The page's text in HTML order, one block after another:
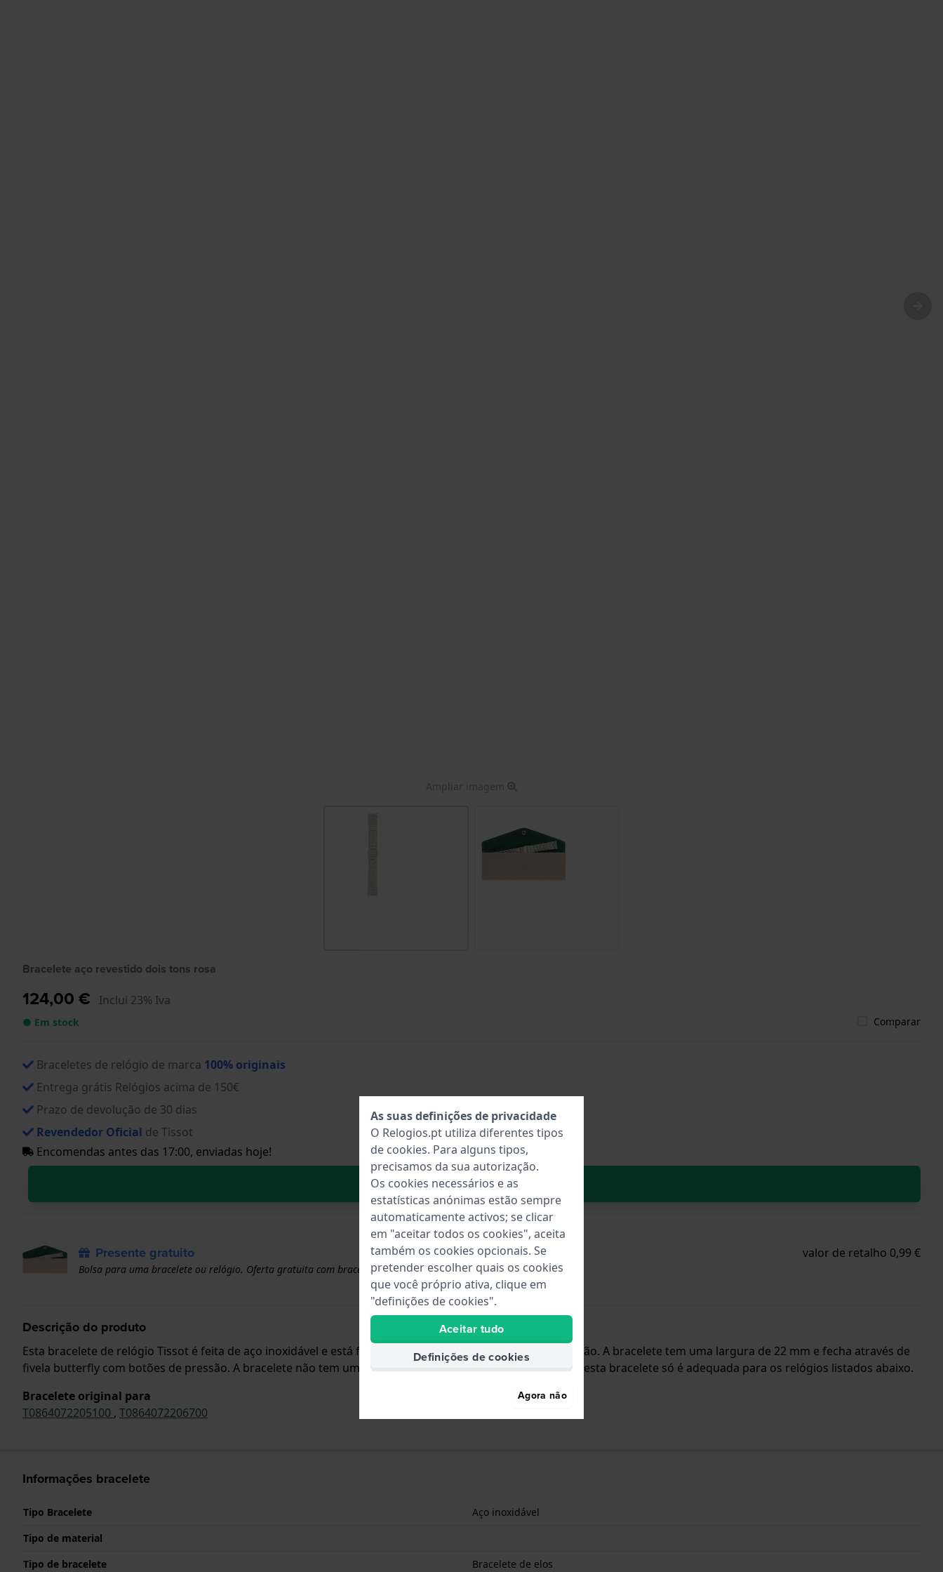
Ampliar imagem
Bracelete aço revestido dois tons rosa
124,00 € Inclui 23% Iva
● Em stock Comparar
Braceletes de relógio de marca 100% originais
Entrega grátis Relógios acima de 150€
Prazo de devolução de 30 dias
Revendedor Oficial de Tissot
Encomendas antes das 17:00, enviadas hoje!
No carrinho
Presente gratuito valor de retalho 0,99 €
Bolsa para uma bracelete ou relógio. Oferta gratuita com braceletes superiores a 50 euros
Descrição do produto
Esta bracelete de relógio Tissot é feita de aço inoxidável e está fixada ao relógio através de pinos de pressão. A bracelete tem uma largura de 22 mm e fecha através de
fivela butterfly com botões de pressão. A bracelete não tem uma montagem a direito, o que significa que esta bracelete só é adequada para os relógios listados abaixo.
Bracelete original para
T0864072205100 , T0864072206700
Informações bracelete
Tipo Bracelete
Aço inoxidável
Tipo de material
Tipo de bracelete
Bracelete de elos
As suas definições de privacidade
O Relogios.pt utiliza diferentes tipos
de cookies. Para alguns tipos,
precisamos da sua autorização.
Os cookies necessários e as
estatísticas anónimas estão sempre
automaticamente activos; se clicar
em "aceitar todos os cookies", aceita
também os cookies opcionais. Se
pretender escolher quais os cookies
que você próprio ativa, clique em
"definições de cookies".
Aceitar tudo
Definições de cookies
Agora não